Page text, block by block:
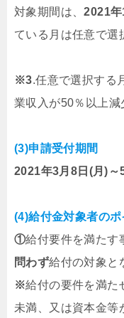
対象期間は、2021年
ている月は任意で
※3.任意で選択する
業収入が50％以上減
(3)申請受付期間
2021年3月8日(月)～
(4)給付金対象者のポ
①給付要件を満たす
問わず給付の対象と
※給付の要件を満た
未満、又は資本金等